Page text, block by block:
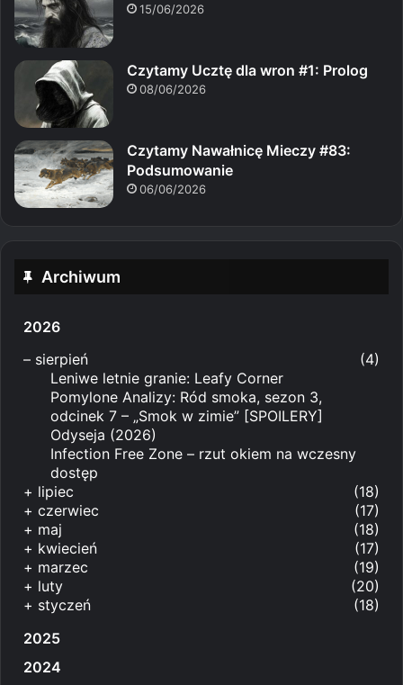
15/06/2026
Czytamy Ucztę dla wron #1: Prolog
08/06/2026
Czytamy Nawałnicę Mieczy #83:
Podsumowanie
06/06/2026
Archiwum
2026
– sierpień
(4)
Leniwe letnie granie: Leafy Corner
Pomylone Analizy: Ród smoka, sezon 3,
odcinek 7 – „Smok w zimie” [SPOILERY]
Odyseja (2026)
Infection Free Zone – rzut okiem na wczesny
dostęp
+ lipiec
(18)
+ czerwiec
(17)
+ maj
(18)
+ kwiecień
(17)
+ marzec
(19)
+ luty
(20)
+ styczeń
(18)
2025
2024